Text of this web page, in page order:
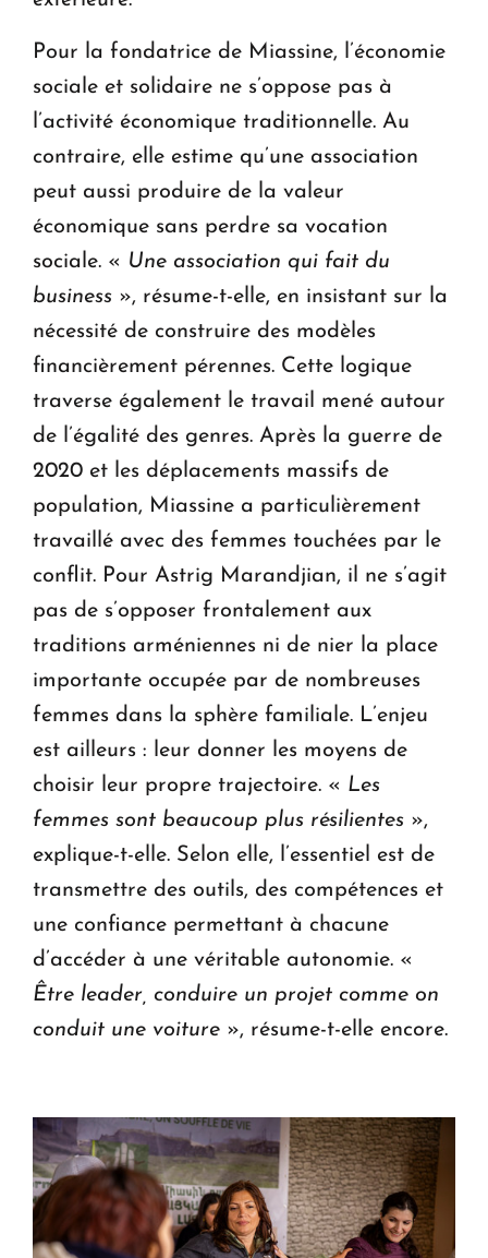
Pour la fondatrice de Miassine, l’économie
sociale et solidaire ne s’oppose pas à
l’activité économique traditionnelle. Au
contraire, elle estime qu’une association
peut aussi produire de la valeur
économique sans perdre sa vocation
sociale. « Une association qui fait du
business », résume-t-elle, en insistant sur la
nécessité de construire des modèles
financièrement pérennes. Cette logique
traverse également le travail mené autour
de l’égalité des genres. Après la guerre de
2020 et les déplacements massifs de
population, Miassine a particulièrement
travaillé avec des femmes touchées par le
conflit. Pour Astrig Marandjian, il ne s’agit
pas de s’opposer frontalement aux
traditions arméniennes ni de nier la place
importante occupée par de nombreuses
femmes dans la sphère familiale. L’enjeu
est ailleurs : leur donner les moyens de
choisir leur propre trajectoire. « Les
femmes sont beaucoup plus résilientes »,
explique-t-elle. Selon elle, l’essentiel est de
transmettre des outils, des compétences et
une confiance permettant à chacune
d’accéder à une véritable autonomie. «
Être leader, conduire un projet comme on
conduit une voiture », résume-t-elle encore.